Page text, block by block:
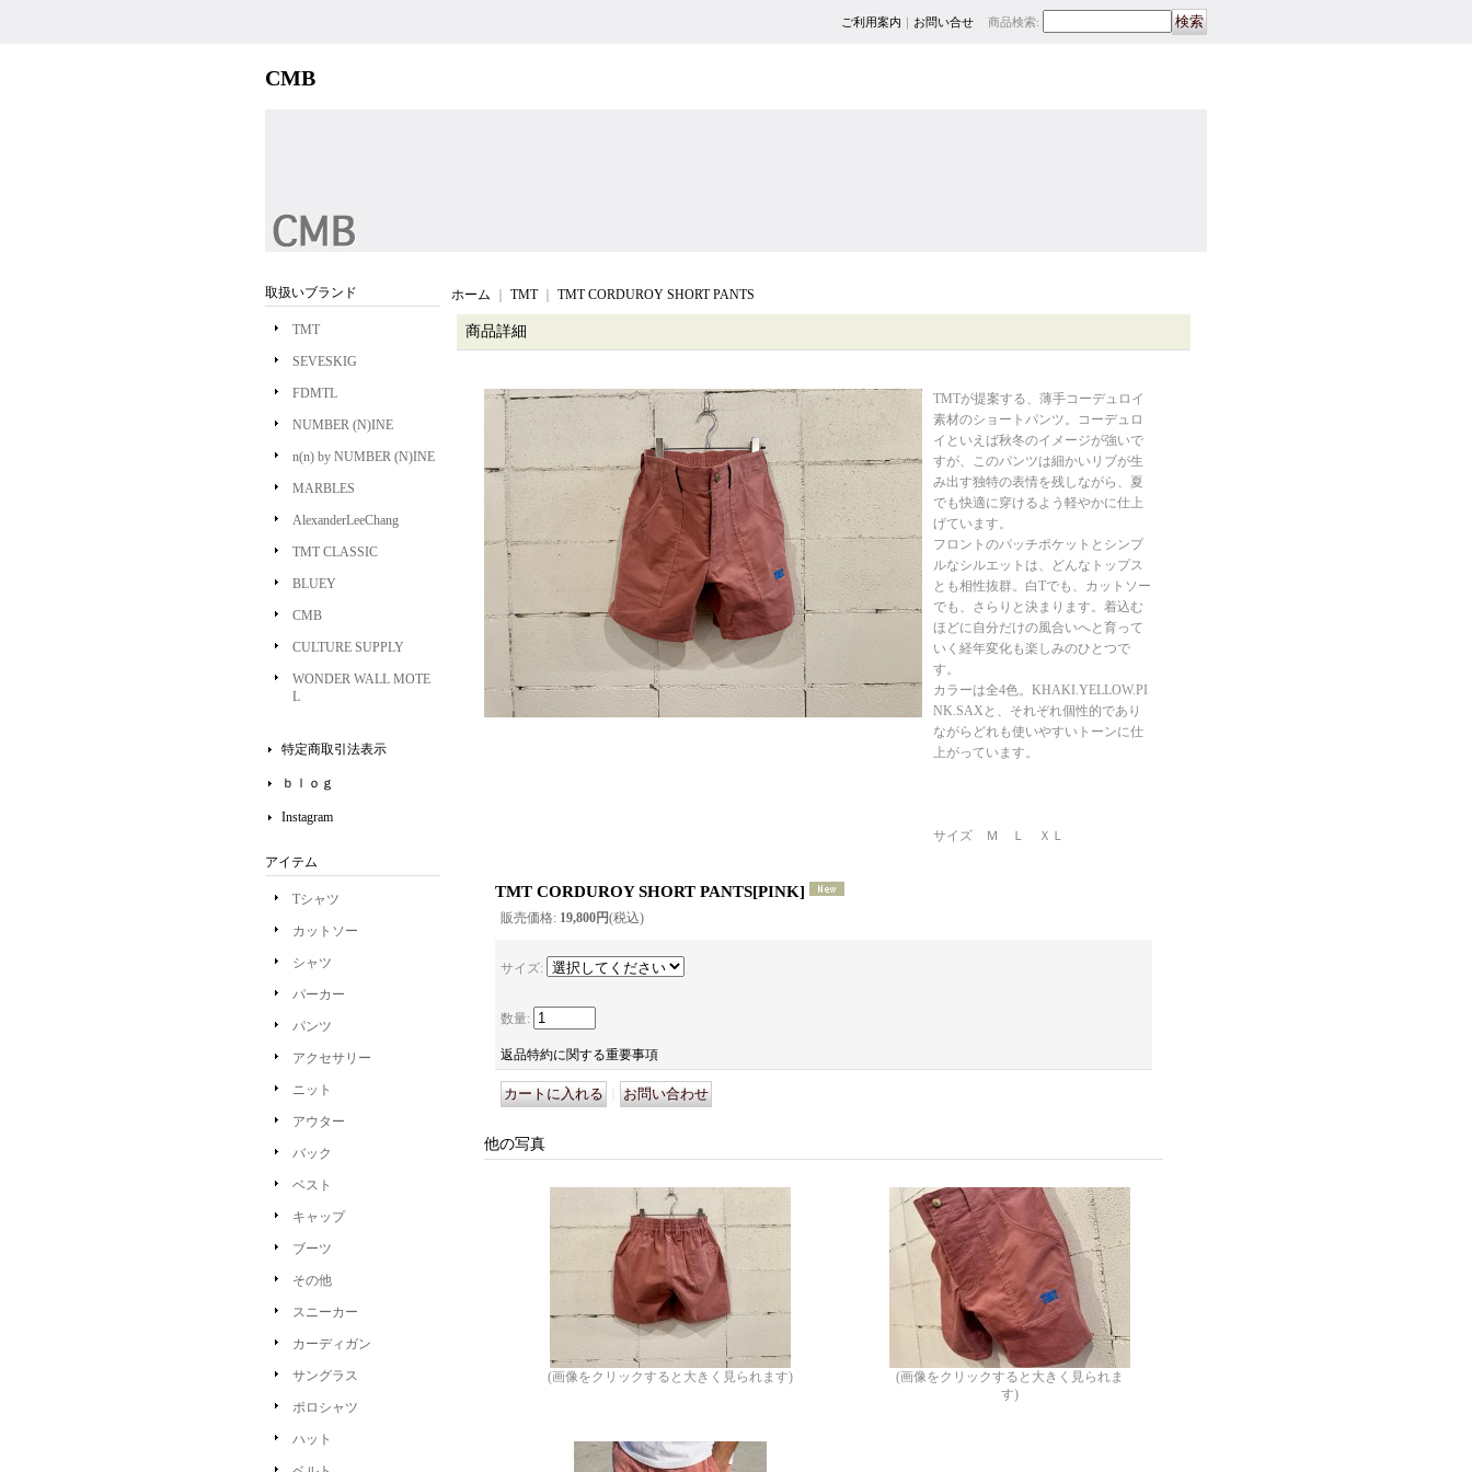
CMB
ご利用案内 ｜ お問い合せ 商品検索:
取扱いブランド
TMT
SEVESKIG
FDMTL
NUMBER (N)INE
n(n) by NUMBER (N)INE
MARBLES
AlexanderLeeChang
TMT CLASSIC
BLUEY
CMB
CULTURE SUPPLY
WONDER WALL MOTE
L
特定商取引法表示
ｂｌｏｇ
Instagram
アイテム
Tシャツ
カットソー
シャツ
パーカー
パンツ
アクセサリー
ニット
アウター
バック
ベスト
キャップ
ブーツ
その他
スニーカー
カーディガン
サングラス
ポロシャツ
ハット
ホーム TMT｜ TMT CORDUROY SHORT PANTS
商品詳細
TMTが提案する、薄手コーデュロイ
素材のショートパンツ。コーデュロ
イといえば秋冬のイメージが強いで
すが、このパンツは細かいリブが生
み出す独特の表情を残しながら、夏
でも快適に穿けるよう軽やかに仕上
げています。
フロントのパッチポケットとシンプ
ルなシルエットは、どんなトップス
とも相性抜群。白Tでも、カットソー
でも、さらりと決まります。着込む
ほどに自分だけの風合いへと育って
いく経年変化も楽しみのひとつで
す。
カラーは全4色。KHAKI.YELLOW.PI
NK.SAXと、それぞれ個性的であり
ながらどれも使いやすいトーンに仕
上がっています。
サイズ Ｍ Ｌ ＸＬ
TMT CORDUROY SHORT PANTS[PINK]
販売価格: 19,800円(税込)
サイズ:
数量:
返品特約に関する重要事項
他の写真
(画像をクリックすると大きく見られます)
(画像をクリックすると大きく見られま
す)